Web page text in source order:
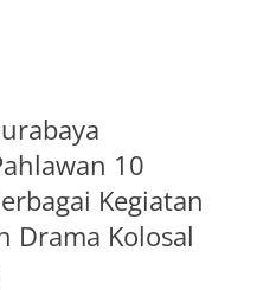
10
Kegiatan
Drama Kolosal